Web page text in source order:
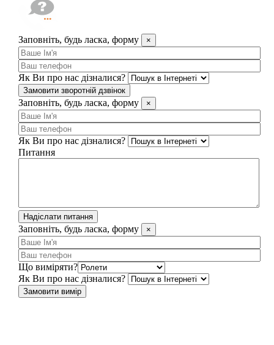
Заповніть, будь ласка, форму ×
Як Ви про нас дізналися?
Замовити зворотній дзвінок
Заповніть, будь ласка, форму ×
Як Ви про нас дізналися?
Питання
Надіслати питання
Заповніть, будь ласка, форму ×
Що виміряти?
Як Ви про нас дізналися?
Замовити вимір